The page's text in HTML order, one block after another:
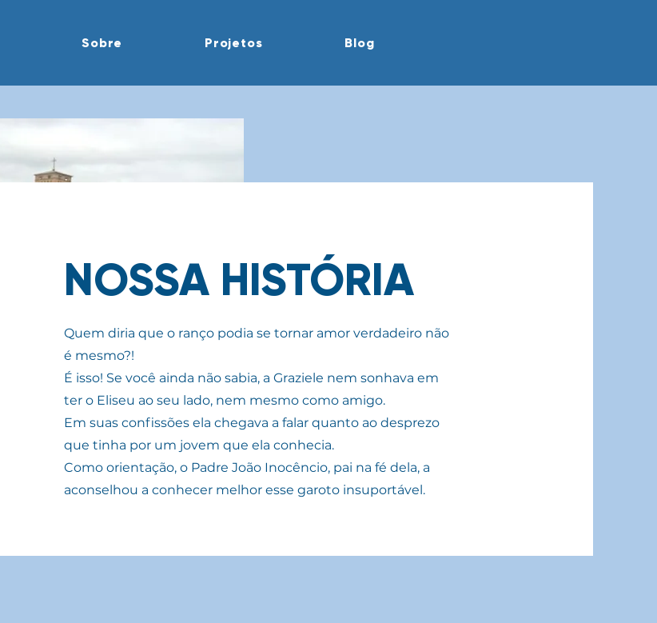
Sobre Projetos Blog
NOSSA HISTÓRIA
Quem diria que o ranço podia se tornar amor verdadeiro não
é mesmo?!
É isso! Se você ainda não sabia, a Graziele nem sonhava em
ter o Eliseu ao seu lado, nem mesmo como amigo.
Em suas confissões ela chegava a falar quanto ao desprezo
que tinha por um jovem que ela conhecia.
Como orientação, o Padre João Inocêncio, pai na fé dela, a
aconselhou a conhecer melhor esse garoto insuportável.